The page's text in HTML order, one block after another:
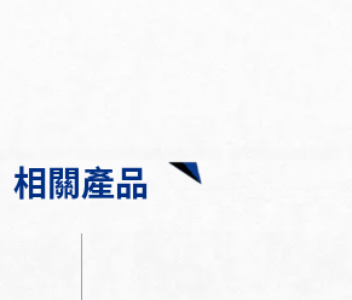
相關產品